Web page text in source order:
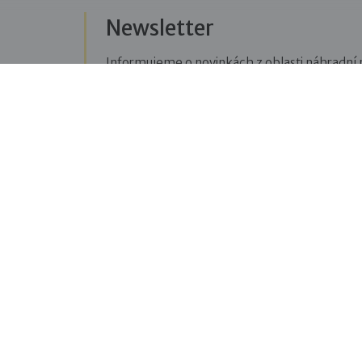
Newsletter
Informujeme o novinkách z oblasti náhradní